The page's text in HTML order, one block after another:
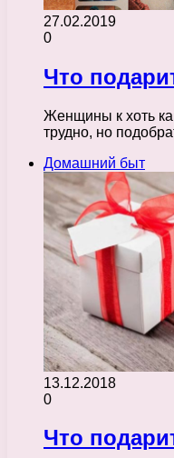
27.02.2019
0
Что
Женщины к хоть
трудно, но
Домашний быт
13.12.2018
0
Что